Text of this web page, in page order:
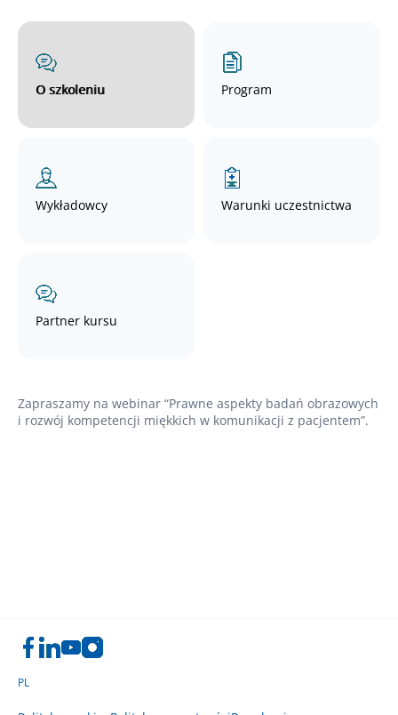
O szkoleniu Program
Wykładowcy Warunki uczestnictwa
Partner kursu
Zapraszamy na webinar “Prawne aspekty badań obrazowych
i rozwój kompetencji miękkich w komunikacji z pacjentem”.
PL